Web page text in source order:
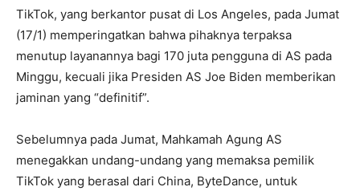
TikTok, yang berkantor pusat di Los Angeles, pada Jumat
(17/1) memperingatkan bahwa pihaknya terpaksa
menutup layanannya bagi 170 juta pengguna di AS pada
Minggu, kecuali jika Presiden AS Joe Biden memberikan
jaminan yang “definitif”.
Sebelumnya pada Jumat, Mahkamah Agung AS
menegakkan undang-undang yang memaksa pemilik
TikTok yang berasal dari China, ByteDance, untuk